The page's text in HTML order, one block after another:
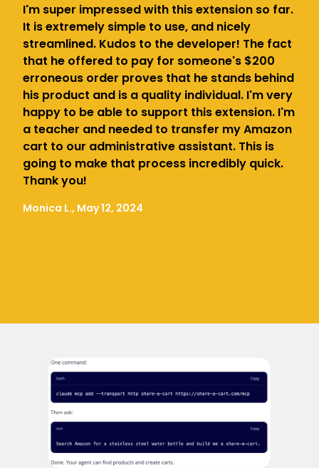
I'm super impressed with this extension so far.
It is extremely simple to use, and nicely
streamlined. Kudos to the developer! The fact
that he offered to pay for someone's $200
erroneous order proves that he stands behind
his product and is a quality individual. I'm very
happy to be able to support this extension. I'm
a teacher and needed to transfer my Amazon
cart to our administrative assistant. This is
going to make that process incredibly quick.
Thank you!
Monica L., May 12, 2024